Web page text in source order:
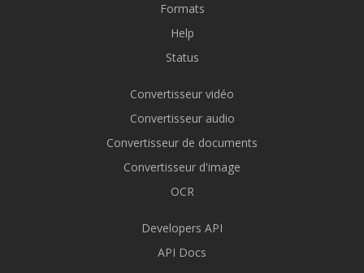
Formats
Help
Status
Convertisseur vidéo
Convertisseur audio
Convertisseur de documents
Convertisseur d'image
OCR
Developers API
API Docs